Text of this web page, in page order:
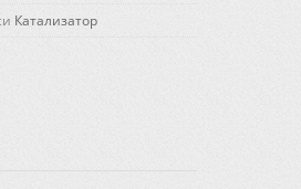
Катализатор